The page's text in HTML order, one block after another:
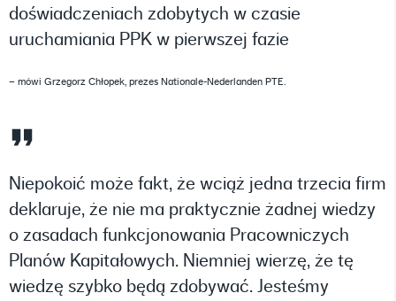
doświadczeniach zdobytych w czasie
uruchamiania PPK w pierwszej fazie
– mówi Grzegorz Chłopek, prezes Nationale-Nederlanden PTE.
Niepokoić może fakt, że wciąż jedna trzecia firm
deklaruje, że nie ma praktycznie żadnej wiedzy
o zasadach funkcjonowania Pracowniczych
Planów Kapitałowych. Niemniej wierzę, że tę
wiedzę szybko będą zdobywać. Jesteśmy